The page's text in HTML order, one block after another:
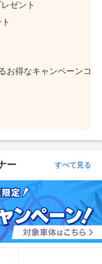
ゼント
お得なキャンペーンコ
ー すべて見る